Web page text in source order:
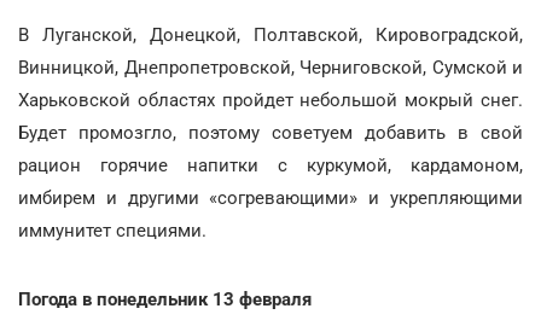
В Луганской, Донецкой, Полтавской, Кировоградской,
Винницкой, Днепропетровской, Черниговской, Сумской и
Харьковской областях пройдет небольшой мокрый снег.
Будет промозгло, поэтому советуем добавить в свой
рацион горячие напитки с куркумой, кардамоном,
имбирем и другими «согревающими» и укрепляющими
иммунитет специями.
Погода в понедельник 13 февраля